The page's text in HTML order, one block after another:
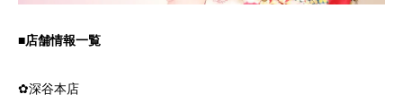
■店舗情報一覧
✿深谷本店